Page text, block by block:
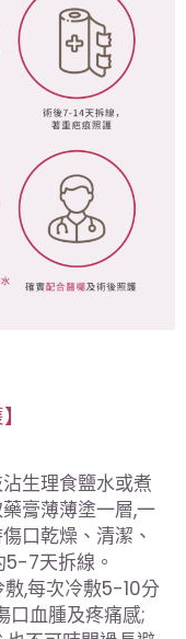
生理食鹽水或煮
膏薄薄塗一層,一
口乾燥、清潔、
5-7天拆線。
,每次冷敷5-10分
口血腫及疼痛感;